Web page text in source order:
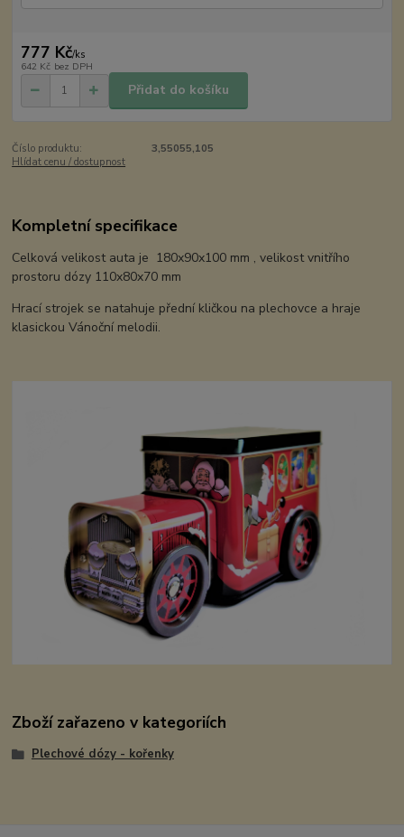
777 Kč/ks
642 Kč bez DPH
Přidat do košíku
Číslo produktu:
3,55055,105
Hlídat cenu / dostupnost
Kompletní specifikace
Celková velikost auta je 180x90x100 mm , velikost vnitřího
prostoru dózy 110x80x70 mm
Hrací strojek se natahuje přední kličkou na plechovce a hraje
klasickou Vánoční melodii.
Zboží zařazeno v kategoriích
Plechové dózy - kořenky